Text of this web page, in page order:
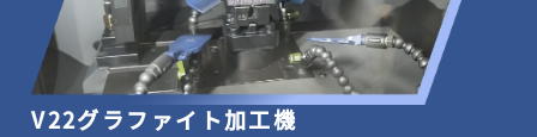
V22グラファイト加工機